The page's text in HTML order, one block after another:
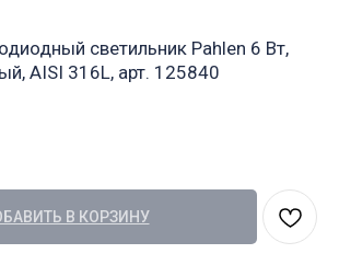
светильник Pahlen 6 Вт,
AISI 316L, арт. 125840
В КОРЗИНУ